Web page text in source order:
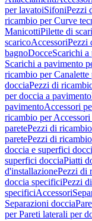
per lavatoiSifoniPezzi
ricambio per Curve
ManicottiPilette di
scaricoAccessoriPezzi
bagnoDocceScarichi a
Scarichi a pavimento
ricambio per Canalette
docciaPezzi di
per doccia a pavimento
pavimentoAccessori
ricambio per
paretePezzi di
paretePezzi di
doccia e superfici
superfici docciaPiatti
d'installazionePezzi di
doccia specificiPezzi
specificiAccessori
Separazioni doccia
per Pareti laterali per